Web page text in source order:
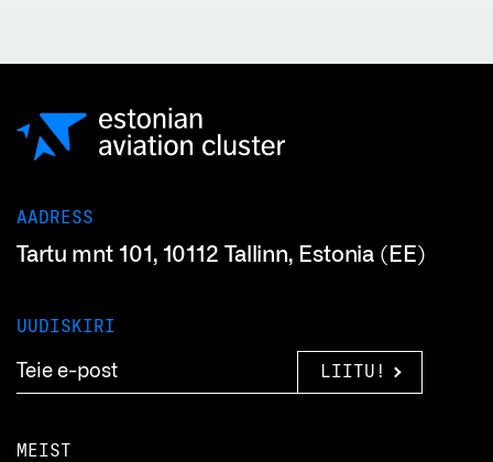
AADRESS
Tartu mnt 101, 10112 Tallinn, Estonia (EE)
UUDISKIRI
LIITU!
MEIST